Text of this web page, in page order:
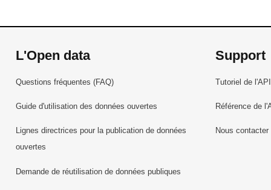
L'Open data
Questions fréquentes (FAQ)
Guide d'utilisation des données ouvertes
Lignes directrices pour la publication de données
ouvertes
Demande de réutilisation de données publiques
Support
Tutoriel de l'API
Référence de
Nous contacter